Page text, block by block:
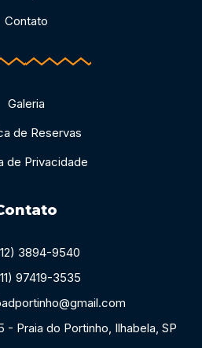
Contato
Galeria
de Reservas
de Privacidade
3894-9540
97419-3535
- Praia do Portinho, Ilhabela, SP